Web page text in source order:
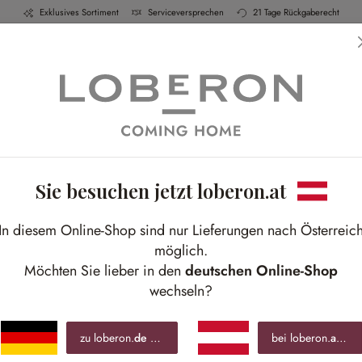
Exklusives Sortiment Serviceversprechen 21 Tage Rückgaberecht
Küche Schlafen Bad
€
Sie besuchen jetzt loberon.at
In diesem Online-Shop sind nur Lieferungen nach Österreich
möglich.
Möchten Sie lieber in den deutschen Online-Shop
wechseln?
zu loberon.de bei loberon.at